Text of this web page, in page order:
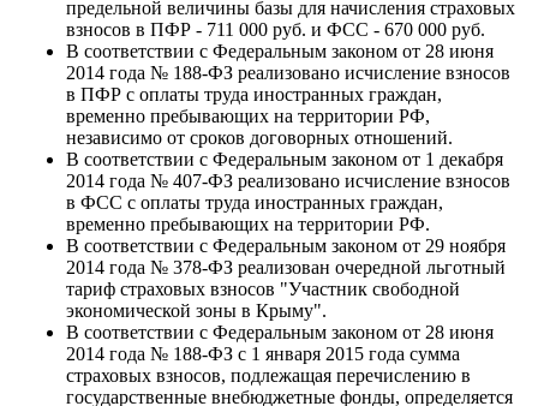
предельной величины базы для начисления страховых
взносов в ПФР - 711 000 руб. и ФСС - 670 000 руб.
В соответствии с Федеральным законом от 28 июня
2014 года № 188-ФЗ реализовано исчисление взносов
в ПФР с оплаты труда иностранных граждан,
временно пребывающих на территории РФ,
независимо от сроков договорных отношений.
В соответствии с Федеральным законом от 1 декабря
2014 года № 407-ФЗ реализовано исчисление взносов
в ФСС с оплаты труда иностранных граждан,
временно пребывающих на территории РФ.
В соответствии с Федеральным законом от 29 ноября
2014 года № 378-ФЗ реализован очередной льготный
тариф страховых взносов "Участник свободной
экономической зоны в Крыму".
В соответствии с Федеральным законом от 28 июня
2014 года № 188-ФЗ с 1 января 2015 года сумма
страховых взносов, подлежащая перечислению в
государственные внебюджетные фонды, определяется